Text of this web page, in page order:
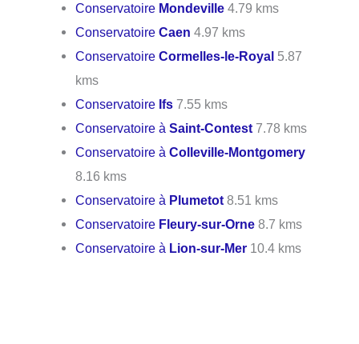
Conservatoire Mondeville 4.79 kms
ConservatoireCaen 4.97 kms
ConservatoireCormelles-le-Royal 5.87
kms
Conservatoire Ifs 7.55 kms
Conservatoire àSaint-Contest 7.78 kms
Conservatoire àColleville-Montgomery
8.16 kms
Conservatoire à Plumetot 8.51 kms
Conservatoire Fleury-sur-Orne 8.7 kms
Conservatoire à Lion-sur-Mer 10.4 kms